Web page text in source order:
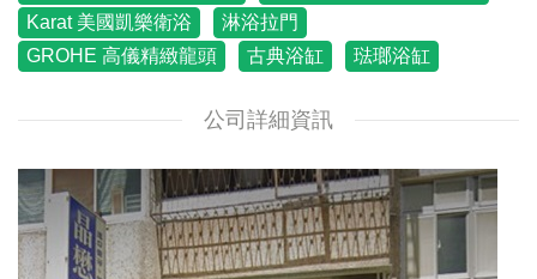
Karat 美國凱樂衛浴
淋浴拉門
GROHE 高儀精緻龍頭
古典浴缸 琺瑯浴缸
公司詳細資訊